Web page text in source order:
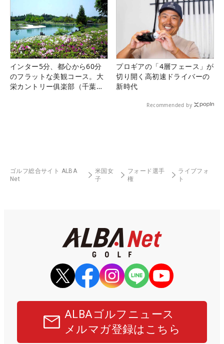
インター5分、都心から60分
のフラットな美観コース。大
栄カントリー俱楽部（千葉
プロギアの「4層フェース」が
切り開く高初速ドライバーの
新時代
Recommended by
ゴルフ総合サイト ALBA
Net
米国女
子
フォード選手
権
ライブフォ
ト
ALBAゴルフニュース
メルマガ登録はこちら